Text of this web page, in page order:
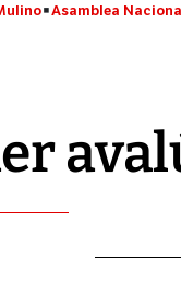
Asamblea